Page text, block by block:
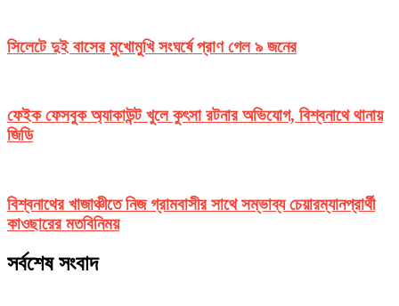
সিলেটে দুই বাসের মুখোমুখি সংঘর্ষে প্রাণ গেল ৯ জনের
ফেইক ফেসবুক অ্যাকাউন্ট খুলে কুৎসা রটনার অভিযোগ, বিশ্বনাথে থানায়
জিডি
বিশ্বনাথের খাজাঞ্চীতে নিজ গ্রামবাসীর সাথে সম্ভাব্য চেয়ারম্যানপ্রার্থী
কাওছারের মতবিনিময়
সর্বশেষ সংবাদ